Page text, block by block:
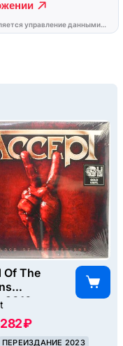
Of The
2010
₽
ПЕРЕИЗДАНИЕ 2023